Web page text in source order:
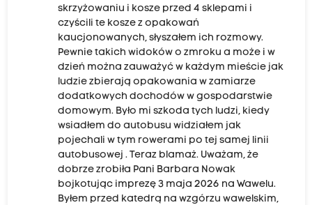
skrzyżowaniu i kosze przed 4 sklepami i
czyścili te kosze z opakowań
kaucjonowanych, słyszałem ich rozmowy.
Pewnie takich widoków o zmroku a może i w
dzień można zauważyć w każdym mieście jak
ludzie zbierają opakowania w zamiarze
dodatkowych dochodów w gospodarstwie
domowym. Było mi szkoda tych ludzi, kiedy
wsiadłem do autobusu widziałem jak
pojechali w tym rowerami po tej samej linii
autobusowej . Teraz blamaż. Uważam, że
dobrze zrobiła Pani Barbara Nowak
bojkotując imprezę 3 maja 2026 na Wawelu.
Byłem przed katedrą na wzgórzu wawelskim,